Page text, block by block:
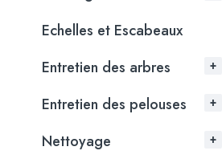
Echelles et Escabeaux
Entretien des arbres
Entretien des pelouses
Nettoyage